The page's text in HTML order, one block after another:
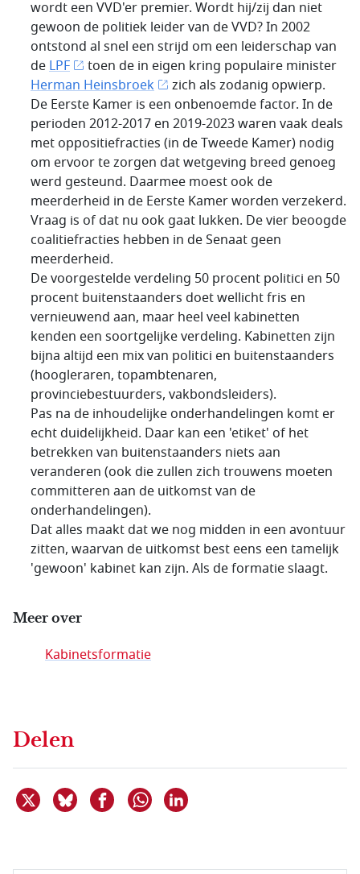
wordt een VVD'er premier. Wordt hij/zij dan niet
gewoon de politiek leider van de VVD? In 2002
ontstond al snel een strijd om een leiderschap van
deLPF
toen de in eigen kring populaire minister
Herman Heinsbroek
zich als zodanig opwierp.
De Eerste Kamer is een onbenoemde factor. In de
perioden 2012-2017 en 2019-2023 waren vaak deals
met oppositiefracties (in de Tweede Kamer) nodig
om ervoor te zorgen dat wetgeving breed genoeg
werd gesteund. Daarmee moest ook de
meerderheid in de Eerste Kamer worden verzekerd.
Vraag is of dat nu ook gaat lukken. De vier beoogde
coalitiefracties hebben in de Senaat geen
meerderheid.
De voorgestelde verdeling 50 procent politici en 50
procent buitenstaanders doet wellicht fris en
vernieuwend aan, maar heel veel kabinetten
kenden een soortgelijke verdeling. Kabinetten zijn
bijna altijd een mix van politici en buitenstaanders
(hoogleraren, topambtenaren,
provinciebestuurders, vakbondsleiders).
Pas na de inhoudelijke onderhandelingen komt er
echt duidelijkheid. Daar kan een 'etiket' of het
betrekken van buitenstaanders niets aan
veranderen (ook die zullen zich trouwens moeten
committeren aan de uitkomst van de
onderhandelingen).
Dat alles maakt dat we nog midden in een avontuur
zitten, waarvan de uitkomst best eens een tamelijk
'gewoon' kabinet kan zijn. Als de formatie slaagt.
Meer over
Kabinetsformatie
Delen
Deel dit item op X
Deel dit item op Bluesky
Deel dit item op Facebook
Delen via WhatsApp